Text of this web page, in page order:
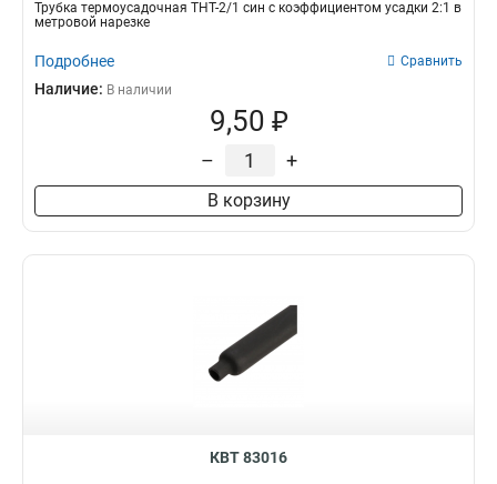
Трубка термоусадочная ТНТ-2/1 син с коэффициентом усадки 2:1 в
метровой нарезке
Подробнее Сравнить
Наличие: В наличии
9,50 ₽
– +
В корзину
КВТ 83016